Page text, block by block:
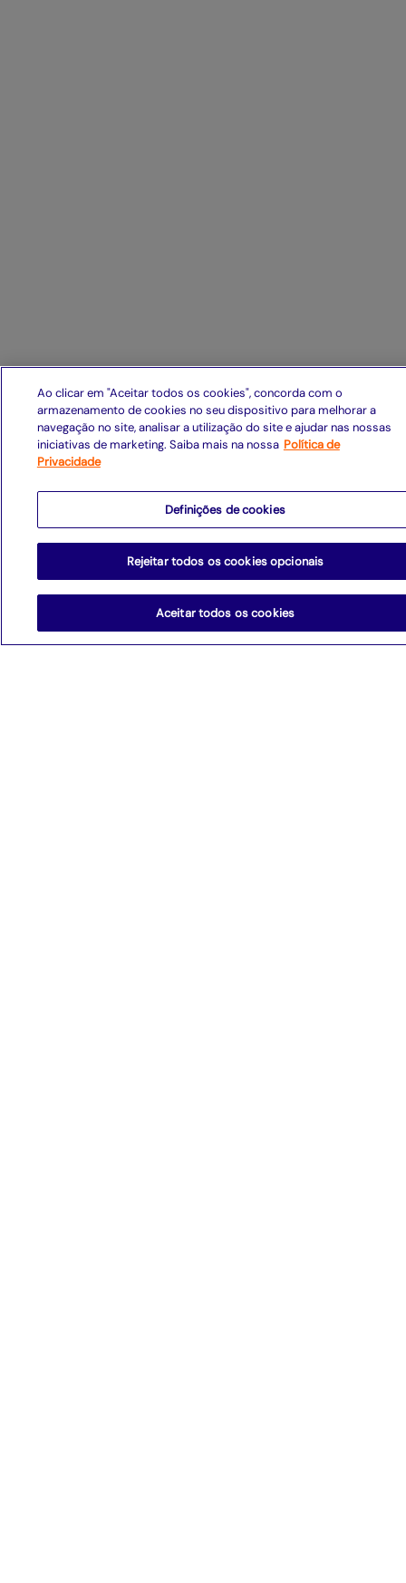
Ao clicar em "Aceitar todos os cookies", concorda com o
armazenamento de cookies no seu dispositivo para melhorar a
navegação no site, analisar a utilização do site e ajudar nas nossas
iniciativas de marketing. Saiba mais na nossa Política de
Privacidade
Definições de cookies
Rejeitar todos os cookies opcionais
Aceitar todos os cookies